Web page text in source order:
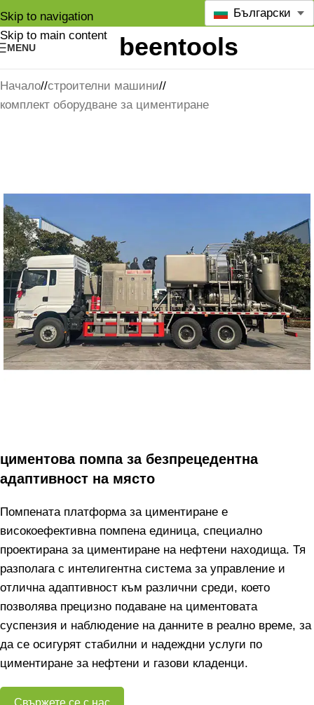
Skip to navigation
Skip to main content
MENU
Български
Начало/ строителни машини/
комплект оборудване за циментиране
циментова помпа за безпрецедентна
адаптивност на място
Помпената платформа за циментиране е
високоефективна помпена единица, специално
проектирана за циментиране на нефтени находища. Тя
разполага с интелигентна система за управление и
отлична адаптивност към различни среди, което
позволява прецизно подаване на циментовата
суспензия и наблюдение на данните в реално време, за
да се осигурят стабилни и надеждни услуги по
циментиране за нефтени и газови кладенци.
Свържете се с нас